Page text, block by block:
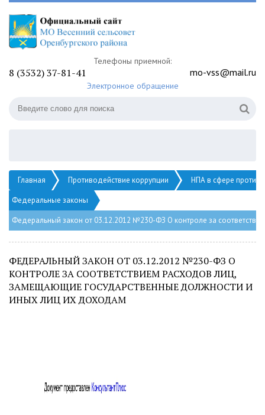
Телефоны приемной:
8 (3532) 37-81-41 mo-vss@mail.ru
Электронное обращение
Главная Противодействие коррупции
НПА в сфере
Федеральные законы
Федеральный закон от 03.12.2012 №230-ФЗ О контроле за
ФЕДЕРАЛЬНЫЙ ЗАКОН ОТ 03.12.2012 №230-ФЗ О
КОНТРОЛЕ ЗА СООТВЕТСТВИЕМ РАСХОДОВ ЛИЦ,
ЗАМЕЩАЮЩИЕ ГОСУДАРСТВЕННЫЕ ДОЛЖНОСТИ И
ИНЫХ ЛИЦ ИХ ДОХОДАМ